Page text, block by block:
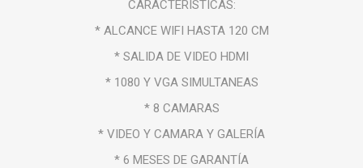
CARACTERISTICAS:
* ALCANCE WIFI HASTA 120 CM
* SALIDA DE VIDEO HDMI
* 1080 Y VGA SIMULTANEAS
* 8 CAMARAS
* VIDEO Y CAMARA Y GALERÍA
* 6 MESES DE GARANTÍA